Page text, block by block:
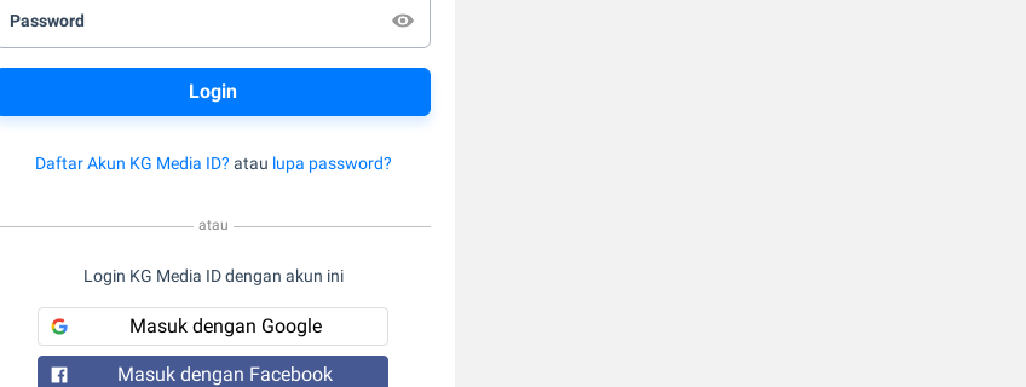
Password
Daftar Akun KG Media ID? atau lupa password?
atau
Login KG Media ID dengan akun ini
Masuk dengan Google
Masuk dengan Facebook